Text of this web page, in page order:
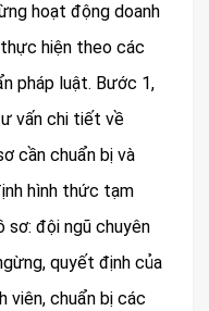
hoạt động doanh
hiện theo các
pháp luật. Bước 1,
vấn chi tiết về
cần chuẩn bị và
hình thức tạm
sơ: đội ngũ chuyên
quyết định của
viên, chuẩn bị các